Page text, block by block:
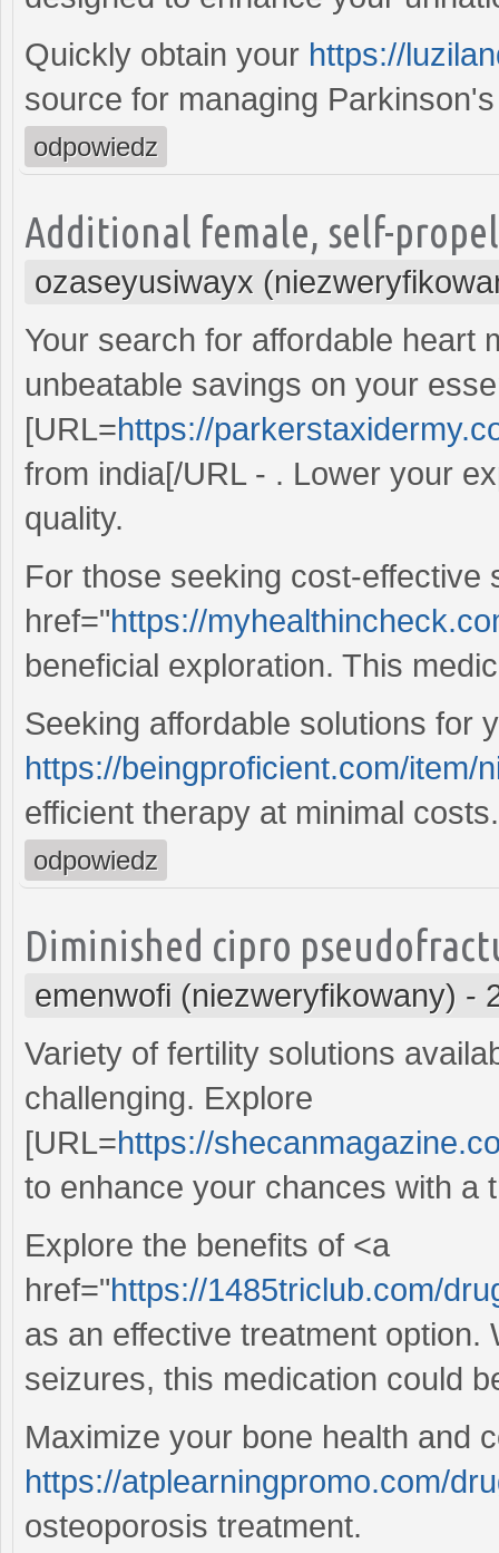
Quickly obtain your https://
source for managing
odpowiedz
Additional female, self-
ozaseyusiwayx
Your search for affordable heart
unbeatable savings on your
[URL=https://
from india[/URL - . Lower your
quality.
For those seeking cost-effective
href="https://
beneficial exploration. This
Seeking affordable solutions for
https://beingproficient.com/item/
efficient therapy at minimal costs.
odpowiedz
Diminished cipro
emenwofi (niezweryfikowany) -
Variety of fertility solutions
challenging. Explore
[URL=https://
to enhance your chances with a
Explore the benefits of <a
href="https://1485triclub.com/
as an effective treatment
seizures, this medication could
Maximize your bone health and
https://atplearningpromo.com/
osteoporosis treatment.